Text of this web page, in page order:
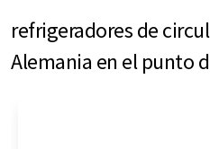
refrigeradores de
Alemania en el punto